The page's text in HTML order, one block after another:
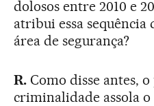
dolosos entre 2010 e
atribui essa sequência
área de segurança?
R. Como disse antes,
criminalidade assola